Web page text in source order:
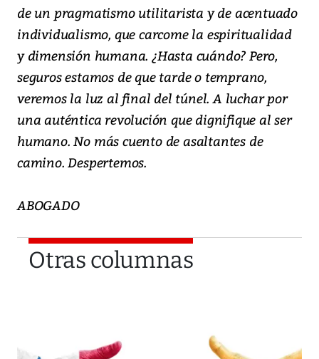
de un pragmatismo utilitarista y de acentuado
individualismo, que carcome la espiritualidad
y dimensión humana. ¿Hasta cuándo? Pero,
seguros estamos de que tarde o temprano,
veremos la luz al final del túnel. A luchar por
una auténtica revolución que dignifique al ser
humano. No más cuento de asaltantes de
camino. Despertemos.
ABOGADO
Otras columnas